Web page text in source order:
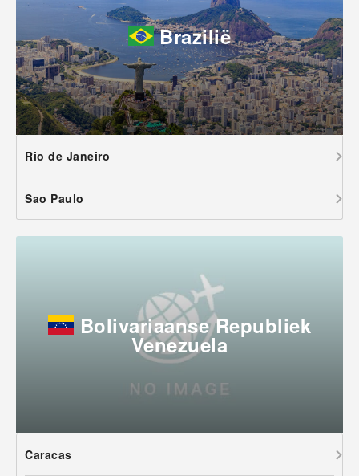
Brazilië
Rio de Janeiro
Sao Paulo
Bolivariaanse Republiek
Venezuela
Caracas